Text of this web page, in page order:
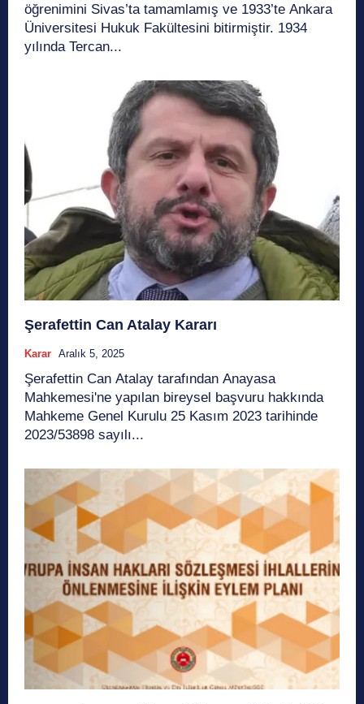
öğrenimini Sivas’ta tamamlamış ve 1933’te Ankara
Üniversitesi Hukuk Fakültesini bitirmiştir. 1934
yılında Tercan...
Şerafettin Can Atalay Kararı
Karar Aralık 5, 2025
Şerafettin Can Atalay tarafından Anayasa
Mahkemesi'ne yapılan bireysel başvuru hakkında
Mahkeme Genel Kurulu 25 Kasım 2023 tarihinde
2023/53898 sayılı...